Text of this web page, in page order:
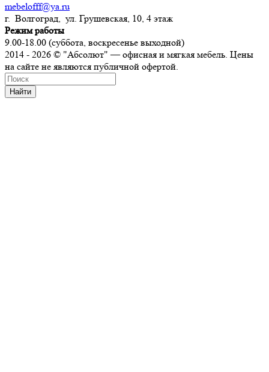
mebelofff@ya.ru
г. Волгоград, ул. Грушевская, 10, 4 этаж
Режим работы
9.00-18.00 (суббота, воскресенье выходной)
2014 - 2026 © "Абсолют" — офисная и мягкая мебель. Цены
на сайте не являются публичной офертой.
Найти